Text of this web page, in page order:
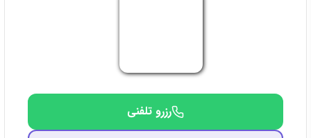
رزرو تلفنی